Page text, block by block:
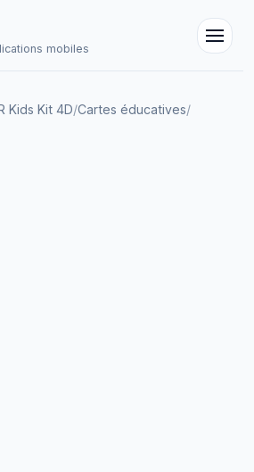
mobiles
Kids Kit 4D/Cartes éducatives/